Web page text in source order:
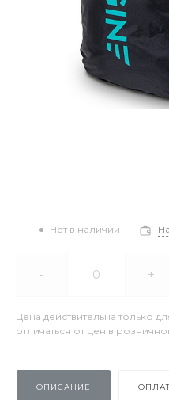
Нет в наличии
- +
Цена действительна только
отличаться от цен в
ОПИСАНИЕ